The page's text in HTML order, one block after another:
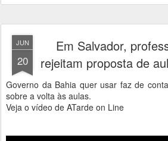
JUN
20
Em Salvador,
rejeitam proposta de
Governo da Bahia quer usar faz de
sobre a volta às aulas.
Veja o vídeo de ATarde on Line